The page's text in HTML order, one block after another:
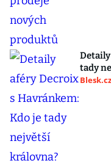
tady
Blesk.cz